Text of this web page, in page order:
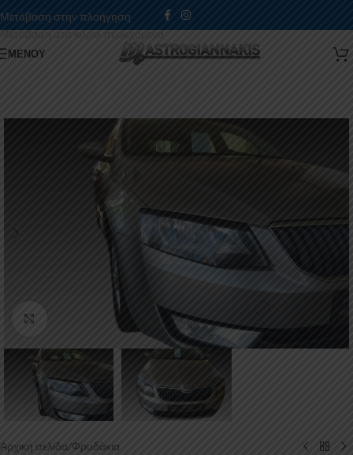
Μετάβαση στην πλοήγηση
Μετάβαση στο κύριο περιεχόμενο
ΜΕΝΟΎ
Κάντε κλικ για μεγέθυνση
Αρχική σελίδα/Φρυδάκια